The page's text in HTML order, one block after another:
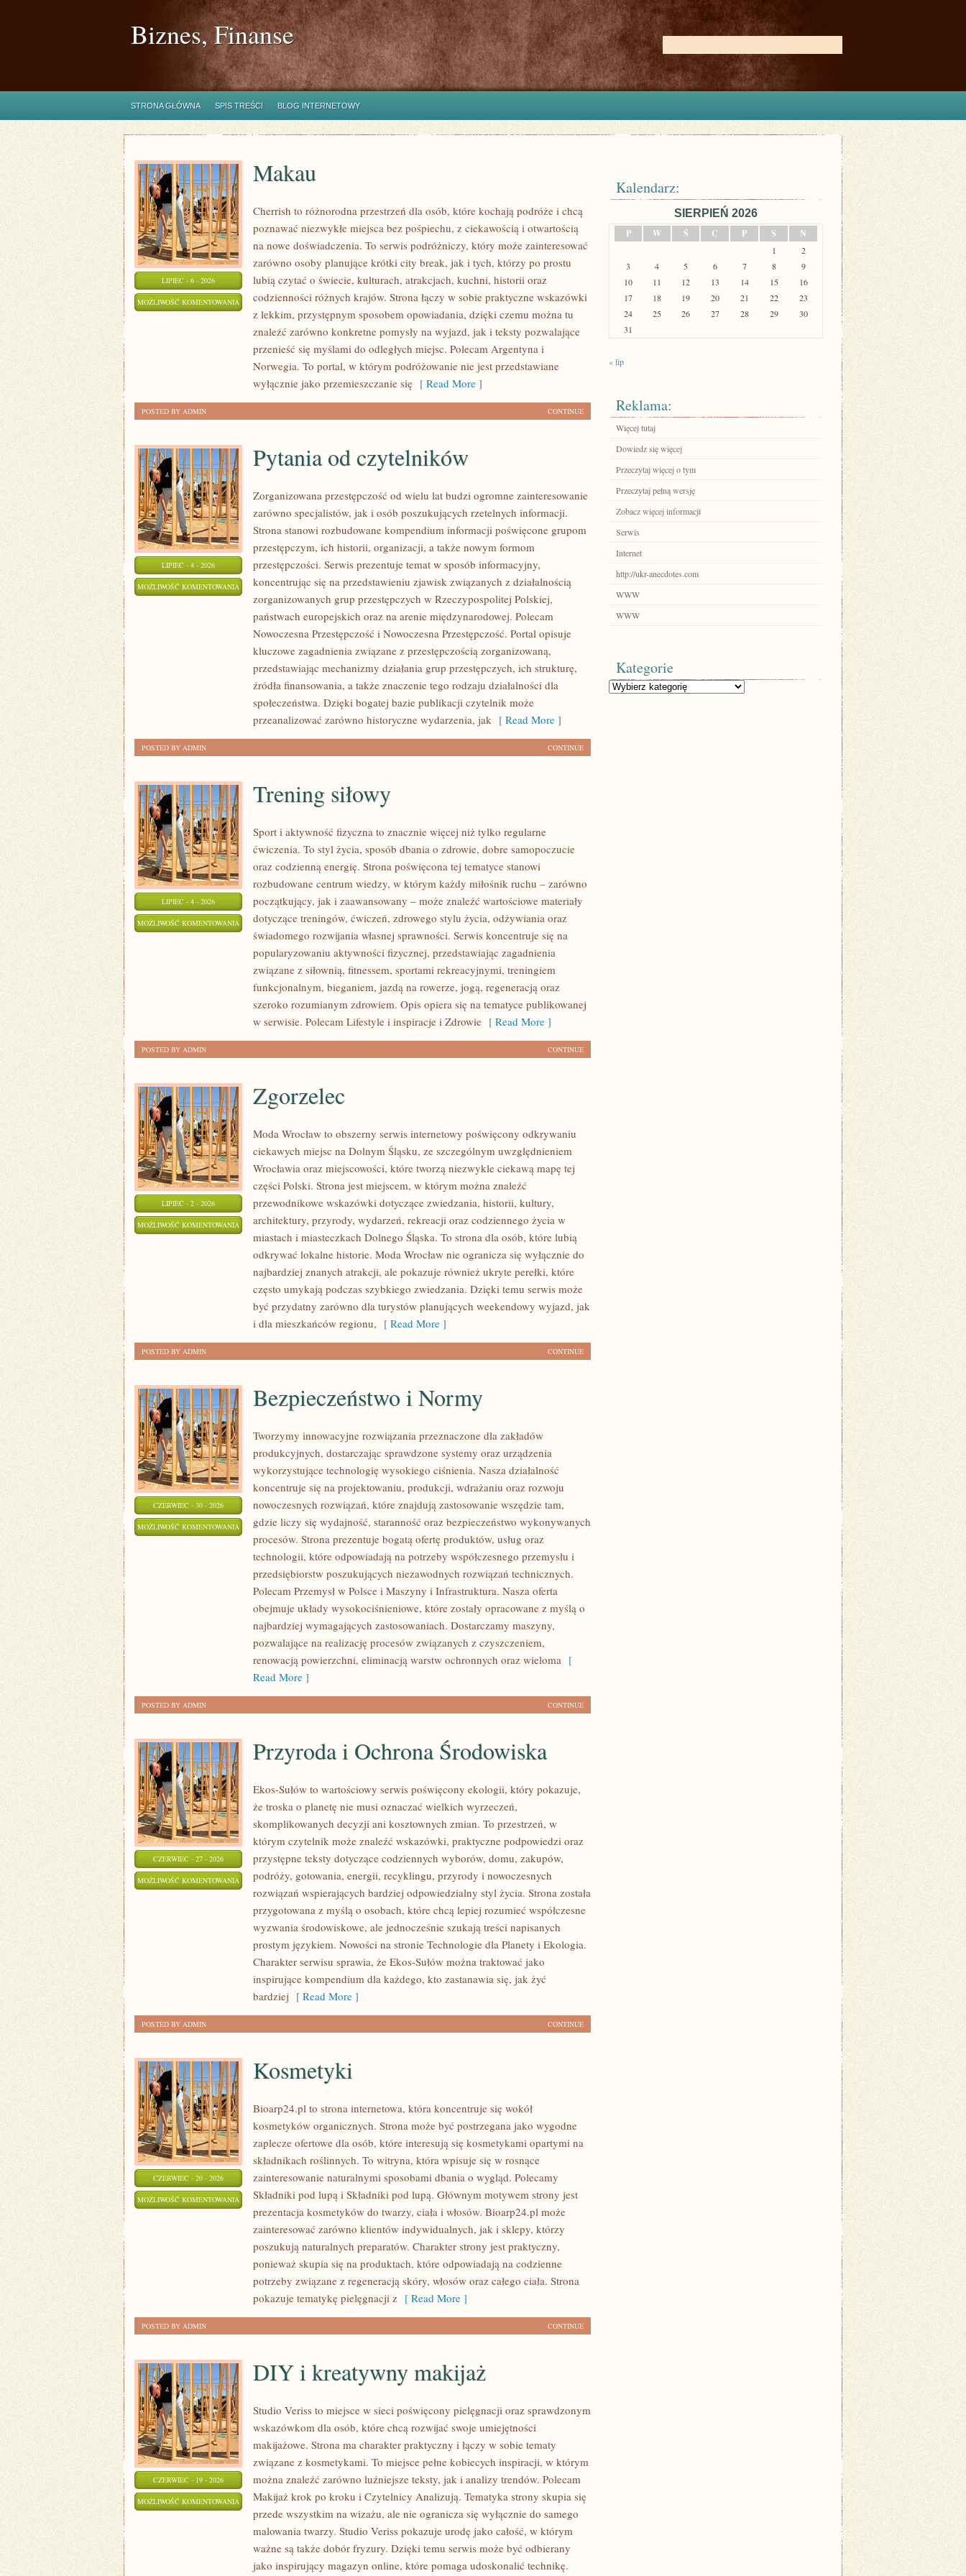
Biznes, Finanse
STRONA GŁÓWNA SPIS TREŚCI BLOG INTERNETOWY
LIPIEC - 6 - 2026
MOŻLIWOŚĆ KOMENTOWANIA MAKAU
Makau
Cherrish to różnorodna przestrzeń dla osób, które kochają podróże i chcą
poznawać niezwykłe miejsca bez pośpiechu, z ciekawością i otwartością
na nowe doświadczenia. To serwis podróżniczy, który może zainteresować
zarówno osoby planujące krótki city break, jak i tych, którzy po prostu
lubią czytać o świecie, kulturach, atrakcjach, kuchni, historii oraz
codzienności różnych krajów. Strona łączy w sobie praktyczne wskazówki
z lekkim, przystępnym sposobem opowiadania, dzięki czemu można tu
znaleźć zarówno konkretne pomysły na wyjazd, jak i teksty pozwalające
przenieść się myślami do odległych miejsc. Polecam Argentyna i
Norwegia. To portal, w którym podróżowanie nie jest przedstawiane
wyłącznie jako przemieszczanie się [ Read More ]
CONTINUE
POSTED BY ADMIN
LIPIEC - 4 - 2026
MOŻLIWOŚĆ KOMENTOWANIA PYTANIA
CZYTELNIKÓW
Pytania od czytelników
Zorganizowana przestępczość od wielu lat budzi ogromne zainteresowanie
zarówno specjalistów, jak i osób poszukujących rzetelnych informacji.
Strona stanowi rozbudowane kompendium informacji poświęcone grupom
przestępczym, ich historii, organizacji, a także nowym formom
przestępczości. Serwis prezentuje temat w sposób informacyjny,
koncentrując się na przedstawieniu zjawisk związanych z działalnością
zorganizowanych grup przestępczych w Rzeczypospolitej Polskiej,
państwach europejskich oraz na arenie międzynarodowej. Polecam
Nowoczesna Przestępczość i Nowoczesna Przestępczość. Portal opisuje
kluczowe zagadnienia związane z przestępczością zorganizowaną,
przedstawiając mechanizmy działania grup przestępczych, ich strukturę,
źródła finansowania, a także znaczenie tego rodzaju działalności dla
społeczeństwa. Dzięki bogatej bazie publikacji czytelnik może
przeanalizować zarówno historyczne wydarzenia, jak [ Read More ]
CONTINUE
POSTED BY ADMIN
LIPIEC - 4 - 2026
MOŻLIWOŚĆ KOMENTOWANIA TRENING
SIŁOWY
Trening siłowy
Sport i aktywność fizyczna to znacznie więcej niż tylko regularne
ćwiczenia. To styl życia, sposób dbania o zdrowie, dobre samopoczucie
oraz codzienną energię. Strona poświęcona tej tematyce stanowi
rozbudowane centrum wiedzy, w którym każdy miłośnik ruchu – zarówno
początkujący, jak i zaawansowany – może znaleźć wartościowe materiały
dotyczące treningów, ćwiczeń, zdrowego stylu życia, odżywiania oraz
świadomego rozwijania własnej sprawności. Serwis koncentruje się na
popularyzowaniu aktywności fizycznej, przedstawiając zagadnienia
związane z siłownią, fitnessem, sportami rekreacyjnymi, treningiem
funkcjonalnym, bieganiem, jazdą na rowerze, jogą, regeneracją oraz
szeroko rozumianym zdrowiem. Opis opiera się na tematyce publikowanej
w serwisie. Polecam Lifestyle i inspiracje i Zdrowie [ Read More ]
CONTINUE
POSTED BY ADMIN
LIPIEC - 2 - 2026
MOŻLIWOŚĆ KOMENTOWANIA ZGORZELEC
Zgorzelec
Moda Wrocław to obszerny serwis internetowy poświęcony odkrywaniu
ciekawych miejsc na Dolnym Śląsku, ze szczególnym uwzględnieniem
Wrocławia oraz miejscowości, które tworzą niezwykle ciekawą mapę tej
części Polski. Strona jest miejscem, w którym można znaleźć
przewodnikowe wskazówki dotyczące zwiedzania, historii, kultury,
architektury, przyrody, wydarzeń, rekreacji oraz codziennego życia w
miastach i miasteczkach Dolnego Śląska. To strona dla osób, które lubią
odkrywać lokalne historie. Moda Wrocław nie ogranicza się wyłącznie do
najbardziej znanych atrakcji, ale pokazuje również ukryte perełki, które
często umykają podczas szybkiego zwiedzania. Dzięki temu serwis może
być przydatny zarówno dla turystów planujących weekendowy wyjazd, jak
i dla mieszkańców regionu, [ Read More ]
CONTINUE
POSTED BY ADMIN
CZERWIEC - 30 - 2026
MOŻLIWOŚĆ KOMENTOWANIA BEZPIECZEŃSTWO
NORMY
Bezpieczeństwo i Normy
Tworzymy innowacyjne rozwiązania przeznaczone dla zakładów
produkcyjnych, dostarczając sprawdzone systemy oraz urządzenia
wykorzystujące technologię wysokiego ciśnienia. Nasza działalność
koncentruje się na projektowaniu, produkcji, wdrażaniu oraz rozwoju
nowoczesnych rozwiązań, które znajdują zastosowanie wszędzie tam,
gdzie liczy się wydajność, staranność oraz bezpieczeństwo wykonywanych
procesów. Strona prezentuje bogatą ofertę produktów, usług oraz
technologii, które odpowiadają na potrzeby współczesnego przemysłu i
przedsiębiorstw poszukujących niezawodnych rozwiązań technicznych.
Polecam Przemysł w Polsce i Maszyny i Infrastruktura. Nasza oferta
obejmuje układy wysokociśnieniowe, które zostały opracowane z myślą o
najbardziej wymagających zastosowaniach. Dostarczamy maszyny,
pozwalające na realizację procesów związanych z czyszczeniem,
renowacją powierzchni, eliminacją warstw ochronnych oraz wieloma [
Read More ]
CONTINUE
POSTED BY ADMIN
CZERWIEC - 27 - 2026
MOŻLIWOŚĆ KOMENTOWANIA PRZYRODA
OCHRONA
ŚRODOWISKA
Przyroda i Ochrona Środowiska
Ekos-Sułów to wartościowy serwis poświęcony ekologii, który pokazuje,
że troska o planetę nie musi oznaczać wielkich wyrzeczeń,
skomplikowanych decyzji ani kosztownych zmian. To przestrzeń, w
którym czytelnik może znaleźć wskazówki, praktyczne podpowiedzi oraz
przystępne teksty dotyczące codziennych wyborów, domu, zakupów,
podróży, gotowania, energii, recyklingu, przyrody i nowoczesnych
rozwiązań wspierających bardziej odpowiedzialny styl życia. Strona została
przygotowana z myślą o osobach, które chcą lepiej rozumieć współczesne
wyzwania środowiskowe, ale jednocześnie szukają treści napisanych
prostym językiem. Nowości na stronie Technologie dla Planety i Ekologia.
Charakter serwisu sprawia, że Ekos-Sułów można traktować jako
inspirujące kompendium dla każdego, kto zastanawia się, jak żyć
bardziej [ Read More ]
CONTINUE
POSTED BY ADMIN
CZERWIEC - 20 - 2026
MOŻLIWOŚĆ KOMENTOWANIA KOSMETYKI
Kosmetyki
Bioarp24.pl to strona internetowa, która koncentruje się wokół
kosmetyków organicznych. Strona może być postrzegana jako wygodne
zaplecze ofertowe dla osób, które interesują się kosmetykami opartymi na
składnikach roślinnych. To witryna, która wpisuje się w rosnące
zainteresowanie naturalnymi sposobami dbania o wygląd. Polecamy
Składniki pod lupą i Składniki pod lupą. Głównym motywem strony jest
prezentacja kosmetyków do twarzy, ciała i włosów. Bioarp24.pl może
zainteresować zarówno klientów indywidualnych, jak i sklepy, którzy
poszukują naturalnych preparatów. Charakter strony jest praktyczny,
ponieważ skupia się na produktach, które odpowiadają na codzienne
potrzeby związane z regeneracją skóry, włosów oraz całego ciała. Strona
pokazuje tematykę pielęgnacji z [ Read More ]
CONTINUE
POSTED BY ADMIN
CZERWIEC - 19 - 2026
MOŻLIWOŚĆ KOMENTOWANIA
KREATYWNY
MAKIJAŻ
DIY i kreatywny makijaż
Studio Veriss to miejsce w sieci poświęcony pielęgnacji oraz sprawdzonym
wskazówkom dla osób, które chcą rozwijać swoje umiejętności
makijażowe. Strona ma charakter praktyczny i łączy w sobie tematy
związane z kosmetykami. To miejsce pełne kobiecych inspiracji, w którym
można znaleźć zarówno luźniejsze teksty, jak i analizy trendów. Polecam
Makijaż krok po kroku i Czytelnicy Analizują. Tematyka strony skupia się
przede wszystkim na wizażu, ale nie ogranicza się wyłącznie do samego
malowania twarzy. Studio Veriss pokazuje urodę jako całość, w którym
ważne są także dobór fryzury. Dzięki temu serwis może być odbierany
jako inspirujący magazyn online, które pomaga udoskonalić technikę.
Kalendarz:
SIERPIEŃ 2026
P
W Ś C P S N
1
2
3
4 5 6 7 8
9
10
11 12 13 14 15
16
17
18 19 20 21 22
23
24
25 26 27 28 29
30
31
« lip
Reklama:
Więcej tutaj
Dowiedz się więcej
Przeczytaj więcej o tym
Przeczytaj pełną wersję
Zobacz więcej informacji
Serwis
Internet
http://ukr-anecdotes.com
WWW
WWW
Kategorie
Kategorie